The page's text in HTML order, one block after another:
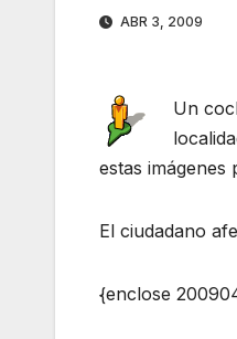
ABR 3, 2009
Un
estas imágenes
El ciudadano
{enclose